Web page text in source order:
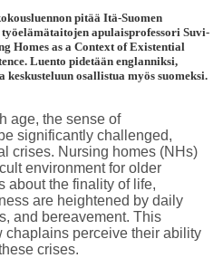
pitää Itä-Suomen
apulaisprofessori Suvi-
Homes as a Context of Existential
Luento pidetään englanniksi,
osallistua myös suomeksi.
age, the sense of
significantly challenged,
crises. Nursing homes (NHs)
environment for older
about the finality of life,
are heightened by daily
and bereavement. This
chaplains perceive their ability
crises.